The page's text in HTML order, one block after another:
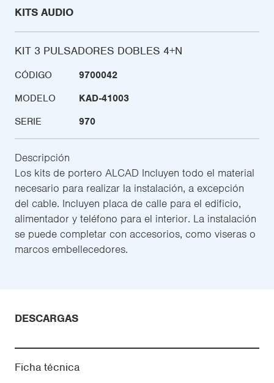
KITS AUDIO
KIT 3 PULSADORES DOBLES 4+N
CÓDIGO
9700042
MODELO
KAD-41003
SERIE
970
Descripción
Los kits de portero ALCAD Incluyen todo el material
necesario para realizar la instalación, a excepción
del cable. Incluyen placa de calle para el edificio,
alimentador y teléfono para el interior. La instalación
se puede completar con accesorios, como viseras o
marcos embellecedores.
DESCARGAS
Ficha técnica